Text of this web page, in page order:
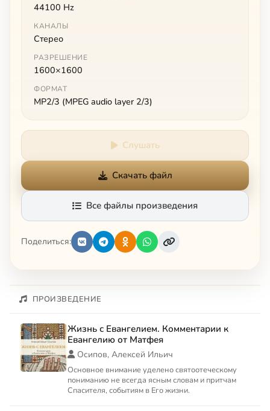
44100 Hz
КАНАЛЫ
Стерео
РАЗРЕШЕНИЕ
1600×1600
ФОРМАТ
MP2/3 (MPEG audio layer 2/3)
Слушать
Скачать файл
Все файлы произведения
Поделиться:
ПРОИЗВЕДЕНИЕ
Жизнь с Евангелием. Комментарии к
Евангелию от Матфея
Осипов, Алексей Ильич
Основное внимание уделено святоотеческому
пониманию не всегда ясным словам и притчам
Спасителя, событиям в Его жизни.